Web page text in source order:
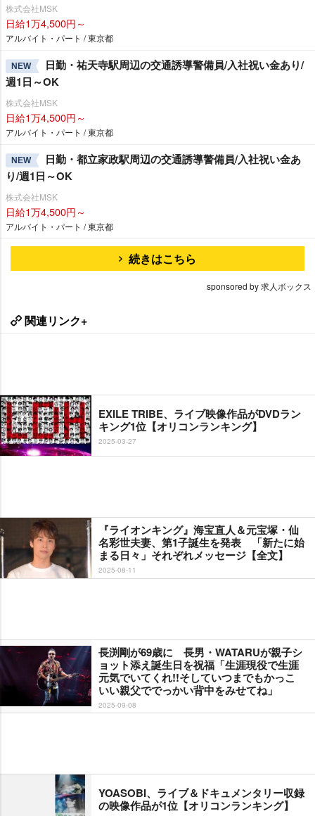
株式会社MSK
日給1万4,500円～
アルバイト・パート / 東京都
NEW
日勤・祐天寺駅周辺の交通誘導警備員/入社祝い金あり/
週1日～OK
株式会社MSK
日給1万4,500円～
アルバイト・パート / 東京都
NEW
日勤・都立家政駅周辺の交通誘導警備員/入社祝い金あ
り/週1日～OK
株式会社MSK
日給1万4,500円～
アルバイト・パート / 東京都
続きはこちら
sponsored by 求人ボックス
関連リンク+
EXILE TRIBE、ライブ映像作品がDVDラン
キング1位【オリコンランキング】
2025-03-27
『ライオンキング』海宝直人＆元宝塚・仙
名彩世夫妻、第1子誕生を発表 「新たに始
まる日々」それぞれメッセージ【全文】
2025-08-11
長渕剛が69歳に 長男・WATARUが親子シ
ョット添え誕生日を祝福「生涯現役で生涯
元気でいてくれ!!そしていつまでもかっこ
いい親父ででっかい背中をみせてね」
2025-09-08
YOASOBI、ライブ＆ドキュメンタリー収録
の映像作品が1位【オリコンランキング】